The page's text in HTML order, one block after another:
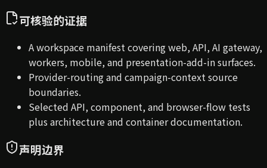
可核验的证据
A workspace manifest covering web, API, AI gateway,
workers, mobile, and presentation-add-in surfaces.
Provider-routing and campaign-context source
boundaries.
Selected API, component, and browser-flow tests
plus architecture and container documentation.
声明边界